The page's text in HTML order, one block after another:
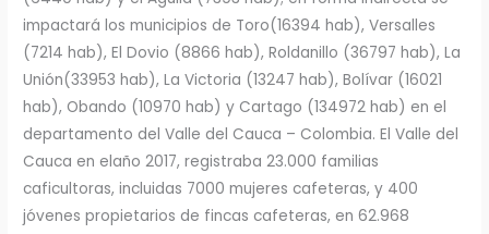
impactará los municipios de Toro(16394 hab), Versalles
(7214 hab), El Dovio (8866 hab), Roldanillo (36797 hab), La
Unión(33953 hab), La Victoria (13247 hab), Bolívar (16021
hab), Obando (10970 hab) y Cartago (134972 hab) en el
departamento del Valle del Cauca – Colombia. El Valle del
Cauca en elaño 2017, registraba 23.000 familias
caficultoras, incluidas 7000 mujeres cafeteras, y 400
jóvenes propietarios de fincas cafeteras, en 62.968